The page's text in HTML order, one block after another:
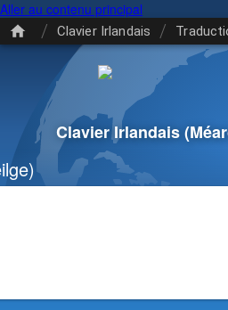
Aller au contenu principal
/ Clavier Irlandais /
Clavier Irlandais